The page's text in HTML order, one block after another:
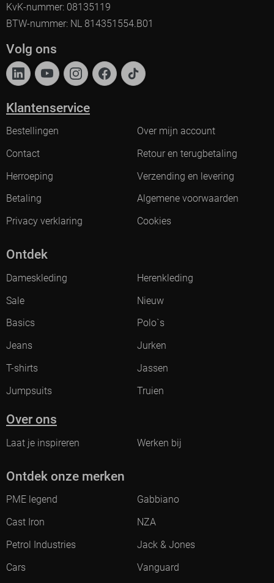
KvK-nummer: 08135119
BTW-nummer: NL 814351554.B01
Volg ons
Klantenservice
Bestellingen
Over mijn account
Contact
Retour en terugbetaling
Herroeping
Verzending en levering
Betaling
Algemene voorwaarden
Privacy verklaring
Cookies
Ontdek
Dameskleding
Herenkleding
Sale
Nieuw
Basics
Polo`s
Jeans
Jurken
T-shirts
Jassen
Jumpsuits
Truien
Over ons
Laat je inspireren Werken bij
Ontdek onze merken
PME legend
Gabbiano
Cast Iron
NZA
Petrol Industries
Jack & Jones
Cars
Vanguard